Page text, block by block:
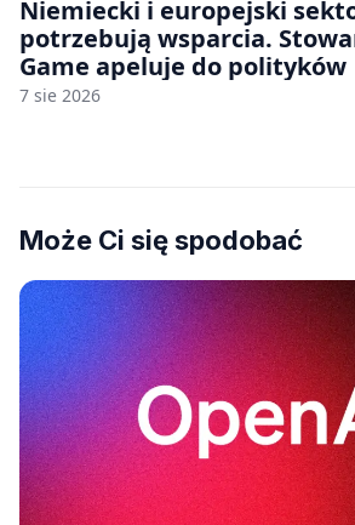
Niemiecki i europejski
potrzebują wsparcia.
Game apeluje do polityków
7 sie 2026
Może Ci się spodobać